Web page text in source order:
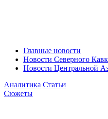
Главные новости
Новости Северного
Новости Центральной
Аналитика Статьи
Сюжеты